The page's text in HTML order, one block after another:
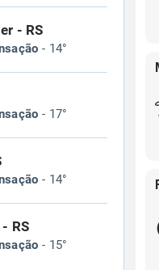
- RS
- 14°
- 17°
- 14°
RS
- 15°